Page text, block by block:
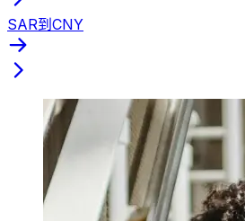
SAR到CNY